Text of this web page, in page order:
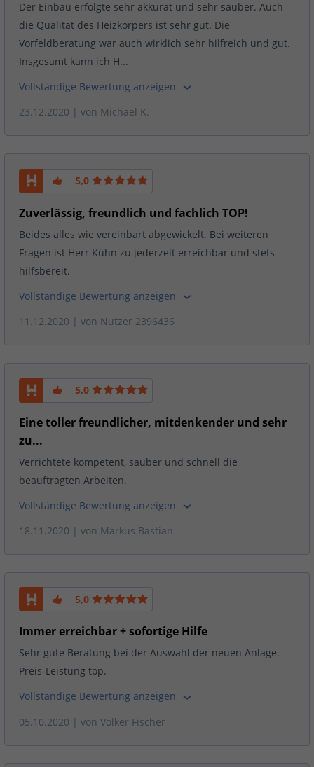
Der Einbau erfolgte sehr akkurat und sehr sauber. Auch
die Qualität des Heizkörpers ist sehr gut. Die
Vorfeldberatung war auch wirklich sehr hilfreich und gut.
Insgesamt kann ich H...
Vollständige Bewertung anzeigen
23.12.2020 | von Michael K.
5,0
Zuverlässig, freundlich und fachlich TOP!
Beides alles wie vereinbart abgewickelt. Bei weiteren
Fragen ist Herr Kühn zu jederzeit erreichbar und stets
hilfsbereit.
Vollständige Bewertung anzeigen
11.12.2020 | von Nutzer 2396436
5,0
Eine toller freundlicher, mitdenkender und sehr
zu...
Verrichtete kompetent, sauber und schnell die
beauftragten Arbeiten.
Vollständige Bewertung anzeigen
18.11.2020 | von Markus Bastian
5,0
Immer erreichbar + sofortige Hilfe
Sehr gute Beratung bei der Auswahl der neuen Anlage.
Preis-Leistung top.
Vollständige Bewertung anzeigen
05.10.2020 | von Volker Fischer